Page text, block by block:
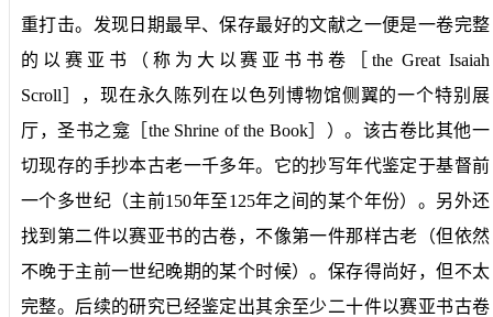
重打击。发现日期最早、保存最好的文献之一便是一卷完整
的以赛亚书（称为大以赛亚书书卷［the Great Isaiah
Scroll ］，现在永久陈列在以色列博物馆侧翼的一个特别展
厅，圣书之龛［ the Shrine of the Book］）。该古卷比其他一
切现存的手抄本古老一千多年。它的抄写年代鉴定于基督前
一个多世纪（主前150年至125年之间的某个年份）。另外还
找到第二件以赛亚书的古卷，不像第一件那样古老（但依然
不晚于主前一世纪晚期的某个时候）。保存得尚好，但不太
完整。后续的研究已经鉴定出其余至少二十件以赛亚书古卷